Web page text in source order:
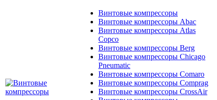
Винтовые компрессоры
Винтовые компрессоры Abac
Винтовые компрессоры Atlas
Copco
Винтовые компрессоры Berg
Винтовые компрессоры Chicago
Pneumatic
Винтовые компрессоры Comaro
Винтовые компрессоры Comprag
Винтовые компрессоры CrossAir